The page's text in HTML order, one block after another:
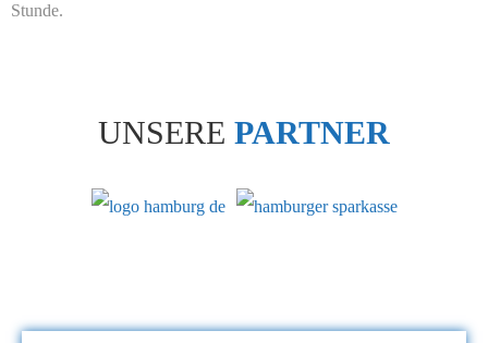
Stunde.
UNSERE PARTNER